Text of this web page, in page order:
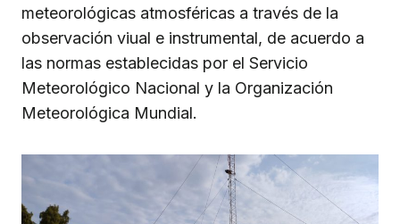
meteorológicas atmosféricas a través de la
observación viual e instrumental, de acuerdo a
las normas establecidas por el Servicio
Meteorológico Nacional y la Organización
Meteorológica Mundial.